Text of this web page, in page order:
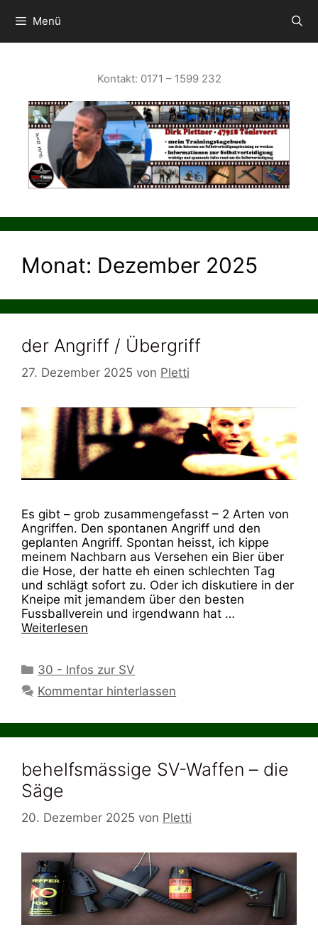
Inhalt Menü
Kontakt: 0171 – 1599 232
Monat: Dezember 2025
der Angriff / Übergriff
27. Dezember 2025 von Pletti
Es gibt – grob zusammengefasst – 2 Arten von
Angriffen. Den spontanen Angriff und den
geplanten Angriff. Spontan heisst, ich kippe
meinem Nachbarn aus Versehen ein Bier über
die Hose, der hatte eh einen schlechten Tag
und schlägt sofort zu. Oder ich diskutiere in der
Kneipe mit jemandem über den besten
Fussballverein und irgendwann hat …
Weiterlesen
Kategorien
30 - Infos zur SV
Kommentar hinterlassen
behelfsmässige SV-Waffen – die
Säge
20. Dezember 2025 von Pletti